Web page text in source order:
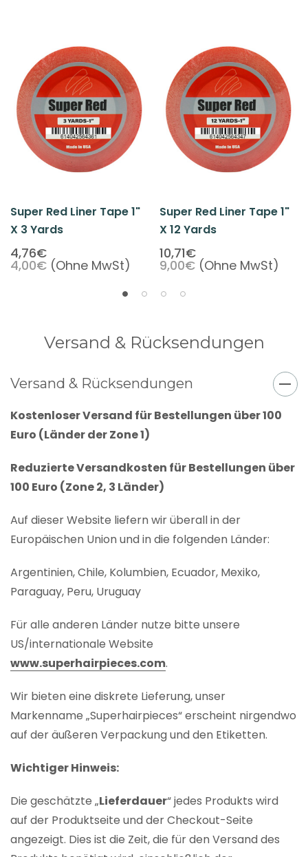
Super Red Liner Tape 1"
X 3 Yards
4,76€
4,00€ (Ohne MwSt)
Super Red Liner Tape 1"
X 12 Yards
10,71€
9,00€ (Ohne MwSt)
Versand & Rücksendungen
Versand & Rücksendungen
Kostenloser Versand für Bestellungen über 100
Euro (Länder der Zone 1)
Reduzierte Versandkosten für Bestellungen über
100 Euro (Zone 2, 3 Länder)
Auf dieser Website liefern wir überall in der
Europäischen Union und in die folgenden Länder:
Argentinien, Chile, Kolumbien, Ecuador, Mexiko,
Paraguay, Peru, Uruguay
Für alle anderen Länder nutze bitte unsere
US/internationale Website
www.superhairpieces.com.
Wir bieten eine diskrete Lieferung, unser
Markenname „Superhairpieces“ erscheint nirgendwo
auf der äußeren Verpackung und den Etiketten.
Wichtiger Hinweis:
Die geschätzte „Lieferdauer“ jedes Produkts wird
auf der Produktseite und der Checkout-Seite
angezeigt. Dies ist die Zeit, die für den Versand des